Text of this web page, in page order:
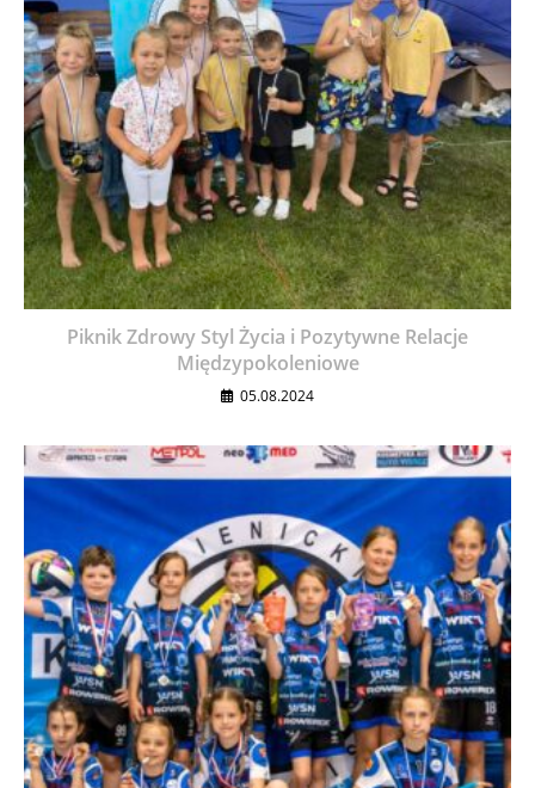
Piknik Zdrowy Styl Życia i Pozytywne Relacje
Międzypokoleniowe
05.08.2024